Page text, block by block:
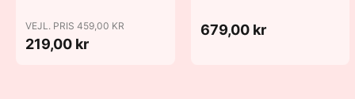
VEJL. PRIS 459,00 KR
219,00 kr
679,00 kr